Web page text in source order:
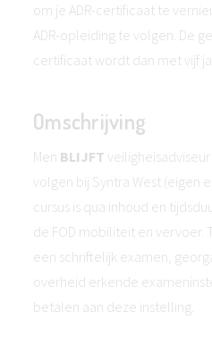
om je ADR-certificaat te
ADR-opleiding te volgen. De
certificaat wordt dan met vijf
Omschrijving
Men BLIJFT
volgen bij Syntra West (eigen
cursus is qua inhoud en
de FOD mobiliteit en vervoer.
een schriftelijk examen,
overheid erkende
betalen aan deze instelling.